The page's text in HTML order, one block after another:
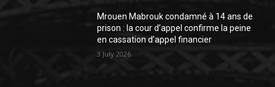
Mrouen Mabrouk condamné à 14 ans de
prison : la cour d’appel confirme la peine
en cassation d’appel financier
3 July 2026